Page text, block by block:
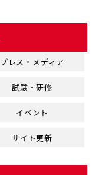
プレス・メディア
試験・研修
イベント
サイト更新